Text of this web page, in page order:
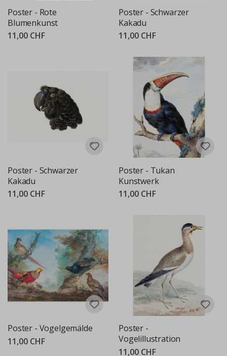
Poster - Rote
Blumenkunst
11,00 CHF
Poster - Schwarzer
Kakadu
11,00 CHF
Poster - Schwarzer
Kakadu
11,00 CHF
Poster - Tukan
Kunstwerk
11,00 CHF
Poster - Vogelgemälde
11,00 CHF
Poster -
Vogelillustration
11,00 CHF